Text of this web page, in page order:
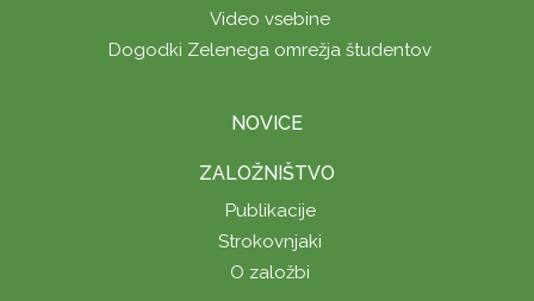
Video vsebine
Dogodki Zelenega omrežja študentov
NOVICE
ZALOŽNIŠTVO
Publikacije
Strokovnjaki
O založbi